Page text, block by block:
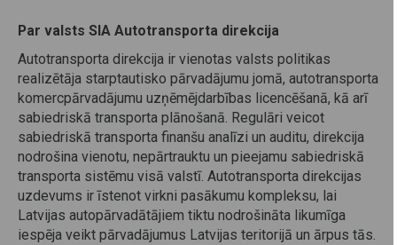
Par valsts SIA Autotransporta direkcija
Autotransporta direkcija ir vienotas valsts politikas
realizētāja starptautisko pārvadājumu jomā, autotransporta
komercpārvadājumu uzņēmējdarbības licencēšanā, kā arī
sabiedriskā transporta plānošanā. Regulāri veicot
sabiedriskā transporta finanšu analīzi un auditu, direkcija
nodrošina vienotu, nepārtrauktu un pieejamu sabiedriskā
transporta sistēmu visā valstī. Autotransporta direkcijas
uzdevums ir īstenot virkni pasākumu kompleksu, lai
Latvijas autopārvadātājiem tiktu nodrošināta likumīga
iespēja veikt pārvadājumus Latvijas teritorijā un ārpus tās.